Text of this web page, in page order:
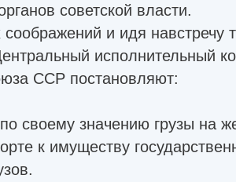
советской власти.
соображений и идя навстречу
исполнительный
ССР постановляют:
своему значению грузы на
к имуществу